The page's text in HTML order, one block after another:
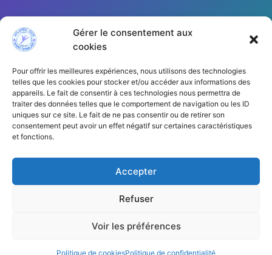
Gérer le consentement aux
cookies
Pour offrir les meilleures expériences, nous utilisons des technologies
telles que les cookies pour stocker et/ou accéder aux informations des
appareils. Le fait de consentir à ces technologies nous permettra de
traiter des données telles que le comportement de navigation ou les ID
uniques sur ce site. Le fait de ne pas consentir ou de retirer son
consentement peut avoir un effet négatif sur certaines caractéristiques
et fonctions.
Accepter
Refuser
Voir les préférences
Politique de cookiesPolitique de confidentialité
Cliquez pour accepter les cookies
marketing et activer ce contenu
Copyright © 2026 | AGSH44